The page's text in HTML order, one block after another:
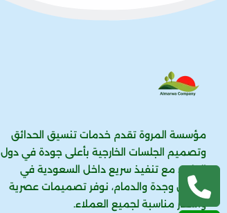
مؤسسة المروة تقدم خدمات تنسيق الحدائق
وتصميم الجلسات الخارجية بأعلى جودة في دول
الخليج، مع تنفيذ سريع داخل السعودية في
الرياض وجدة والدمام، نوفر تصميمات عصرية
وأسعار مناسبة لجميع العملاء.